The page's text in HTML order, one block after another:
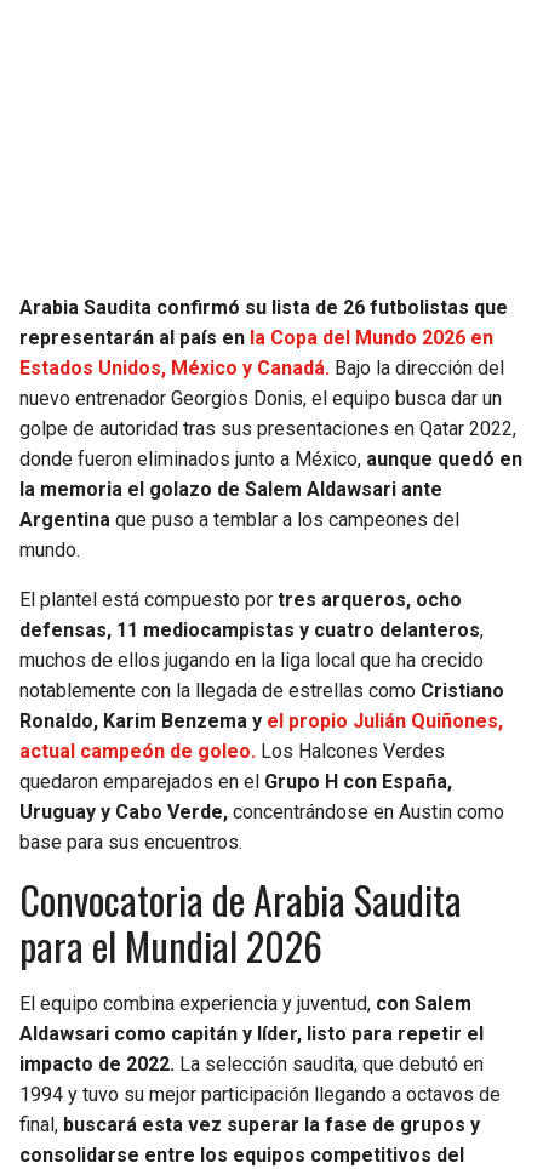
VIKINGS
FALCONS
SAINTS
BUCCANEERS
TIMBERWOLVES
THUNDER
TRAIL BLAZERS
Arabia Saudita confirmó su lista de 26 futbolistas que
representarán al país en la Copa del Mundo 2026 en
Estados Unidos, México y Canadá. Bajo la dirección del
nuevo entrenador Georgios Donis, el equipo busca dar un
golpe de autoridad tras sus presentaciones en Qatar 2022,
donde fueron eliminados junto a México, aunque quedó en
la memoria el golazo de Salem Aldawsari ante
Argentina que puso a temblar a los campeones del
mundo.
El plantel está compuesto por tres arqueros, ocho
defensas, 11 mediocampistas y cuatro delanteros,
muchos de ellos jugando en la liga local que ha crecido
notablemente con la llegada de estrellas como Cristiano
Ronaldo, Karim Benzema y el propio Julián Quiñones,
actual campeón de goleo. Los Halcones Verdes
quedaron emparejados en el Grupo H con España,
Uruguay y Cabo Verde, concentrándose en Austin como
base para sus encuentros.
Convocatoria de Arabia Saudita
para el Mundial 2026
El equipo combina experiencia y juventud, con Salem
Aldawsari como capitán y líder, listo para repetir el
impacto de 2022. La selección saudita, que debutó en
1994 y tuvo su mejor participación llegando a octavos de
final, buscará esta vez superar la fase de grupos y
consolidarse entre los equipos competitivos del